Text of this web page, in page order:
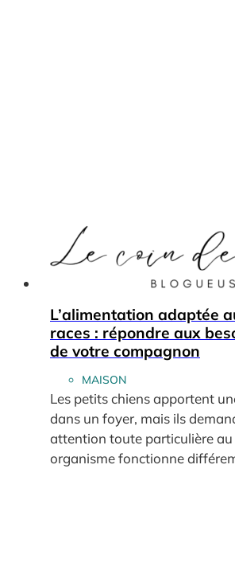
L’alimentation adaptée
races : répondre aux
de votre compagnon
MAISON
Les petits chiens apportent
dans un foyer, mais ils
attention toute particulière
organisme fonctionne